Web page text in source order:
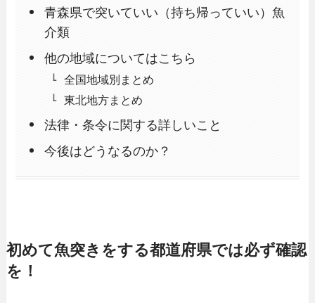
青森県で突いていい（持ち帰っていい）魚
介類
他の地域についてはこちら
全国地域別まとめ
東北地方まとめ
法律・条令に関する詳しいこと
今後はどうなるのか？
初めて魚突きをする都道府県では必ず確認
を！